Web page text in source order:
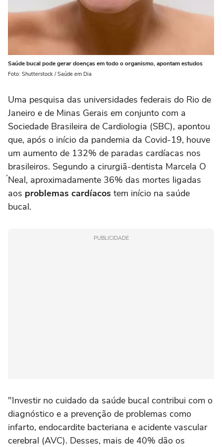
Saúde bucal pode gerar doenças em todo o organismo, apontam estudos
Foto: Shutterstock / Saúde em Dia
Uma pesquisa das universidades federais do Rio de
Janeiro e de Minas Gerais em conjunto com a
Sociedade Brasileira de Cardiologia (SBC), apontou
que, após o início da pandemia da Covid-19, houve
um aumento de 132% de paradas cardíacas nos
brasileiros. Segundo a cirurgiã-dentista Marcela O
́Neal, aproximadamente 36% das mortes ligadas
aos problemas cardíacos tem início na saúde
bucal.
PUBLICIDADE
"Investir no cuidado da saúde bucal contribui com o
diagnóstico e a prevenção de problemas como
infarto, endocardite bacteriana e acidente vascular
cerebral (AVC). Desses, mais de 40% dão os